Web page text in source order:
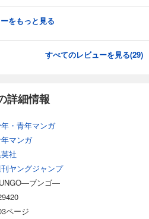
試し読み
る
― 28
をもっと見る
すべてのレビューを見る(29)
詳細情報
・青年マンガ
マンガ
社
ヤングジャンプ
ブンゴ―
ページ